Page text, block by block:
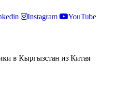
Instagram YouTube
в Кыргызстан из Китая